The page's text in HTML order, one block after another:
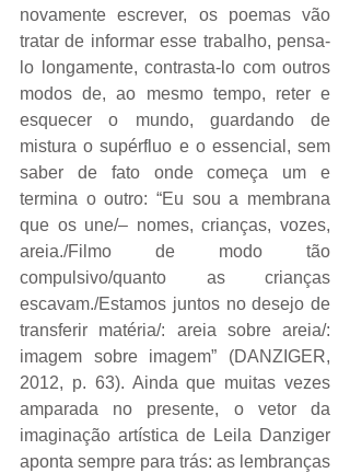
novamente escrever, os poemas vão
tratar de informar esse trabalho, pensa-
lo longamente, contrasta-lo com outros
modos de, ao mesmo tempo, reter e
esquecer o mundo, guardando de
mistura o supérfluo e o essencial, sem
saber de fato onde começa um e
termina o outro: “Eu sou a membrana
que os une/– nomes, crianças, vozes,
areia./Filmo de modo tão
compulsivo/quanto as crianças
escavam./Estamos juntos no desejo de
transferir matéria/: areia sobre areia/:
imagem sobre imagem” (DANZIGER,
2012, p. 63). Ainda que muitas vezes
amparada no presente, o vetor da
imaginação artística de Leila Danziger
aponta sempre para trás: as lembranças